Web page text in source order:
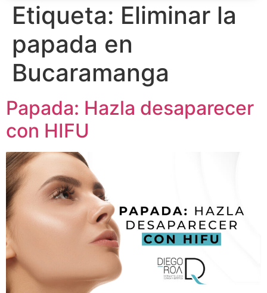
Etiqueta: Eliminar la
papada en
Bucaramanga
Papada: Hazla desaparecer
con HIFU